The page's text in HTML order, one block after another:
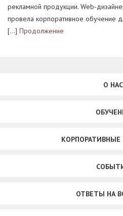
рекламной продукции. Web-
провела корпоративное обучение
[…] Продолжение
О НАС
ОТВЕТЫ НА